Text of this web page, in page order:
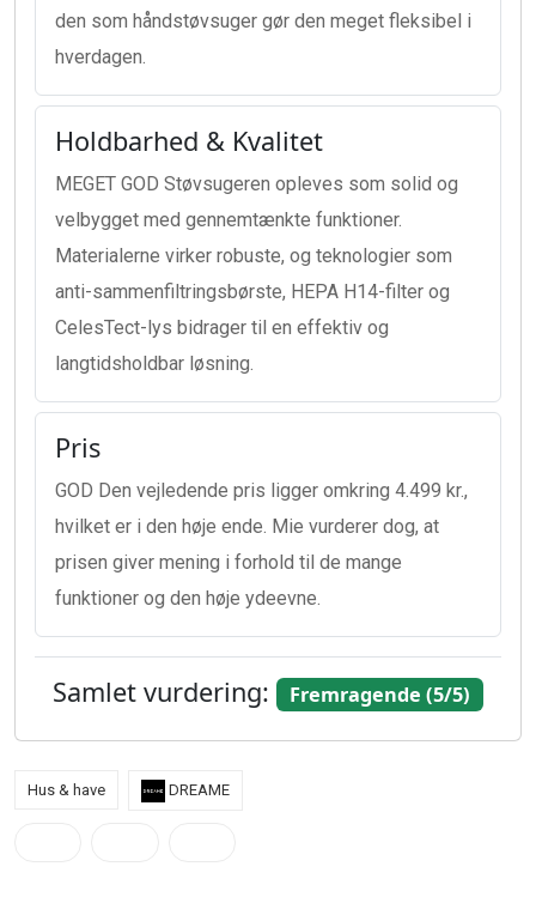
den som håndstøvsuger gør den meget fleksibel i
hverdagen.
Holdbarhed & Kvalitet
MEGET GOD Støvsugeren opleves som solid og
velbygget med gennemtænkte funktioner.
Materialerne virker robuste, og teknologier som
anti-sammenfiltringsbørste, HEPA H14-filter og
CelesTect-lys bidrager til en effektiv og
langtidsholdbar løsning.
Pris
GOD Den vejledende pris ligger omkring 4.499 kr.,
hvilket er i den høje ende. Mie vurderer dog, at
prisen giver mening i forhold til de mange
funktioner og den høje ydeevne.
Samlet vurdering: Fremragende (5/5)
Hus & have DREAME